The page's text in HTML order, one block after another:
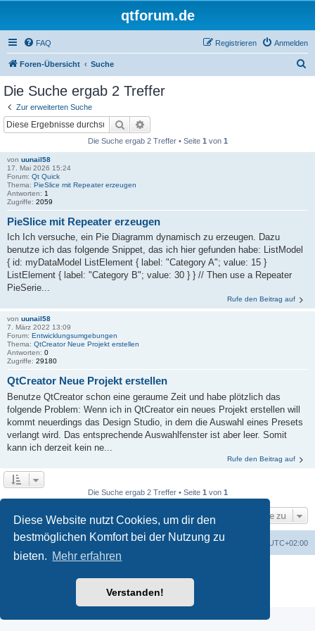
Diese Website nutzt Cookies, um dir den
bestmöglichen Komfort bei der Nutzung zu
bieten. Mehr erfahren
Verstanden!
qtforum.de
FAQ Anmelden
Registrieren
Foren-Übersicht Suche
Die Suche ergab 2 Treffer
Zur erweiterten Suche
Suche
Die Suche ergab 2 Treffer • Seite 1 von 1
von uunail58
17. Mai 2026 15:24
Forum: Qt Quick
Thema: PieSlice mit Repeater erzeugen
Antworten: 1
Zugriffe: 2059
PieSlice mit Repeater erzeugen
Ich Ich versuche, ein Pie Diagramm dynamisch zu erzeugen. Dazu
benutze ich das folgende Snippet, das ich hier gefunden habe: ListModel
{ id: myDataModel ListElement { label: "Category A"; value: 15 }
ListElement { label: "Category B"; value: 30 } } // Then use a Repeater
PieSerie...
Rufe den Beitrag auf
von uunail58
7. März 2022 13:09
Forum: Entwicklungsumgebungen
Thema: QtCreator Neue Projekt erstellen
Antworten: 0
Zugriffe: 29180
QtCreator Neue Projekt erstellen
Benutze QtCreator schon eine geraume Zeit und habe plötzlich das
folgende Problem: Wenn ich in QtCreator ein neues Projekt erstellen will
kommt neuerdings das Design Studio, in dem die Auswahl eines Presets
verlangt wird. Das entsprechende Auswahlfenster ist aber leer. Somit
kann ich derzeit kein ne...
Rufe den Beitrag auf
Die Suche ergab 2 Treffer • Seite 1 von 1
Gehe zu
Foren-Übersicht Alle Zeiten sind UTC+02:00
Deutsche Übersetzung durchphpBB.de
Datenschutz|Nutzungsbedingungen